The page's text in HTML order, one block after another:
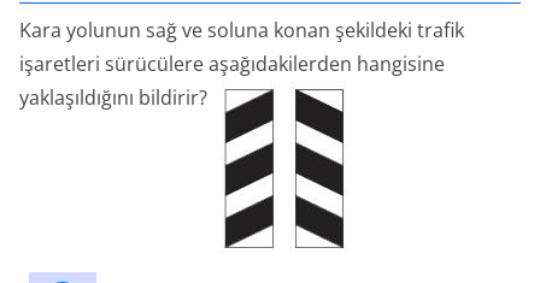
Kara yolunun sağ ve soluna konan şekildeki trafik
işaretleri sürücülere aşağıdakilerden hangisine
yaklaşıldığını bildirir?